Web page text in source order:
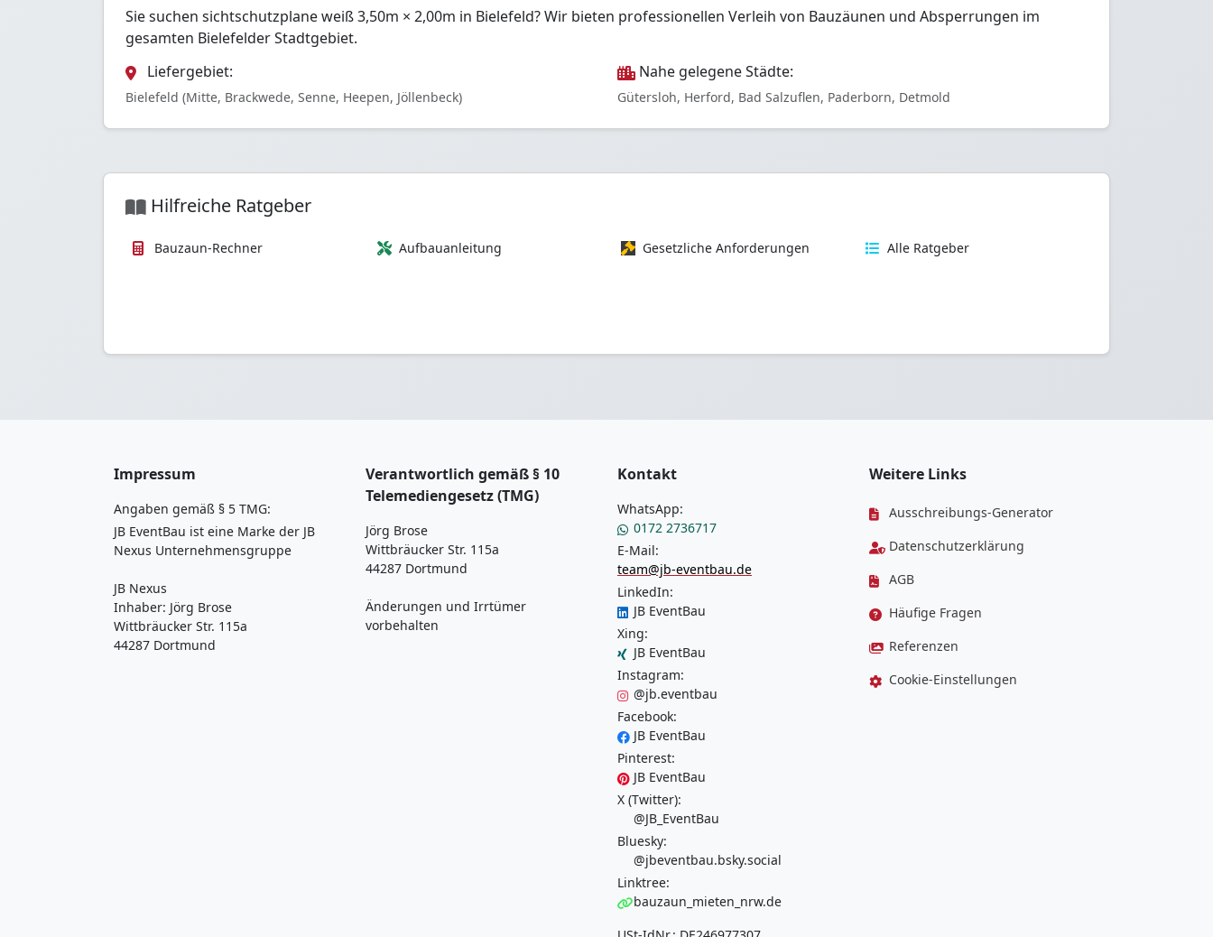
Sie suchen sichtschutzplane weiß 3,50m × 2,00m in Bielefeld? Wir bieten professionellen Verleih von Bauzäunen und Absperrungen im
gesamten Bielefelder Stadtgebiet.
Liefergebiet:
Bielefeld (Mitte, Brackwede, Senne, Heepen, Jöllenbeck)
Nahe gelegene Städte:
Gütersloh, Herford, Bad Salzuflen, Paderborn, Detmold
Hilfreiche Ratgeber
Bauzaun-Rechner Aufbauanleitung Gesetzliche Anforderungen Alle Ratgeber
Impressum
Angaben gemäß § 5 TMG:
JB EventBau ist eine Marke der JB
Nexus Unternehmensgruppe
JB Nexus
Inhaber: Jörg Brose
Wittbräucker Str. 115a
44287 Dortmund
Verantwortlich gemäß § 10
Telemediengesetz (TMG)
Jörg Brose
Wittbräucker Str. 115a
44287 Dortmund
Änderungen und Irrtümer
vorbehalten
Kontakt
WhatsApp:
0172 2736717
E-Mail:
team@jb-eventbau.de
LinkedIn:
JB EventBau
Xing:
JB EventBau
Instagram:
@jb.eventbau
Facebook:
JB EventBau
Pinterest:
JB EventBau
X (Twitter):
@JB_EventBau
Bluesky:
@jbeventbau.bsky.social
Linktree:
bauzaun_mieten_nrw.de
Weitere Links
Ausschreibungs-Generator
Datenschutzerklärung
AGB
Häufige Fragen
Referenzen
Cookie-Einstellungen